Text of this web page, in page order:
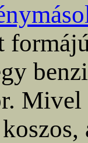
Mivel
koszos,